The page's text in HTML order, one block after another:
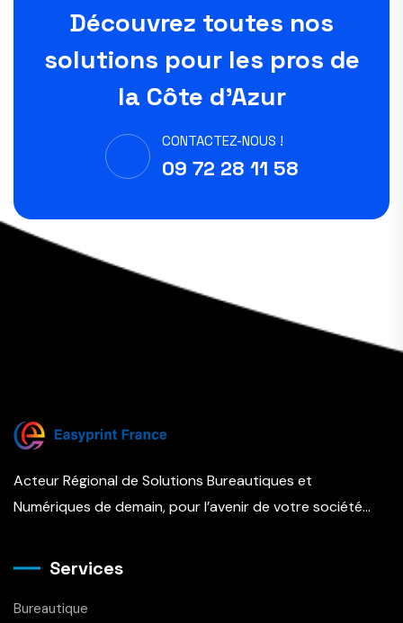
Découvrez toutes nos
solutions pour les pros de
la Côte d'Azur
CONTACTEZ-NOUS !
09 72 28 11 58
Acteur Régional de Solutions Bureautiques et
Numériques de demain, pour l’avenir de votre société…
Services
Bureautique